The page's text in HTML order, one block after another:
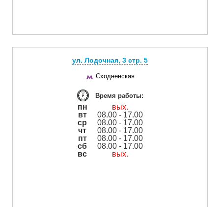
ул. Лодочная, 3 cтр. 5
Сходненская
Время работы:
пн
вых.
вт
08.00 - 17.00
ср
08.00 - 17.00
чт
08.00 - 17.00
пт
08.00 - 17.00
сб
08.00 - 17.00
вс
вых.